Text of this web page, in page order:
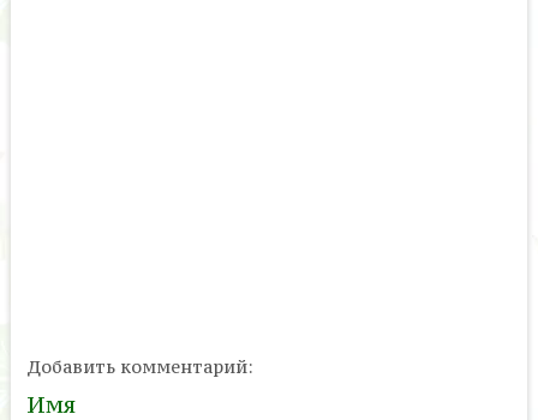
Добавить комментарий:
Имя